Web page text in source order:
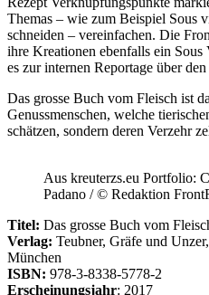
Themas – wie zum Beispiel Sous
schneiden – vereinfachen. Die
ihre Kreationen ebenfalls ein
es zur internen Reportage über den
Das grosse Buch vom Fleisch ist
Genussmenschen, welche
schätzen, sondern deren Verzehr
Aus kreuterzs.eu Portfolio:
Padano / © Redaktion
Titel: Das grosse Buch vom
Verlag: Teubner, Gräfe und
München
ISBN: 978-3-8338-5778-2
Erscheinungsjahr: 2017